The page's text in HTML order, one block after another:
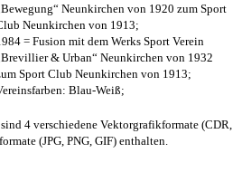
„Bewegung“ Neunkirchen von 1920 zum Sport
Neunkirchen von 1913;
= Fusion mit dem Werks Sport Verein
„Brevillier & Urban“ Neunkirchen von 1932
Sport Club Neunkirchen von 1913;
Blau-Weiß;
4 verschiedene Vektorgrafikformate (CDR,
(JPG, PNG, GIF) enthalten.